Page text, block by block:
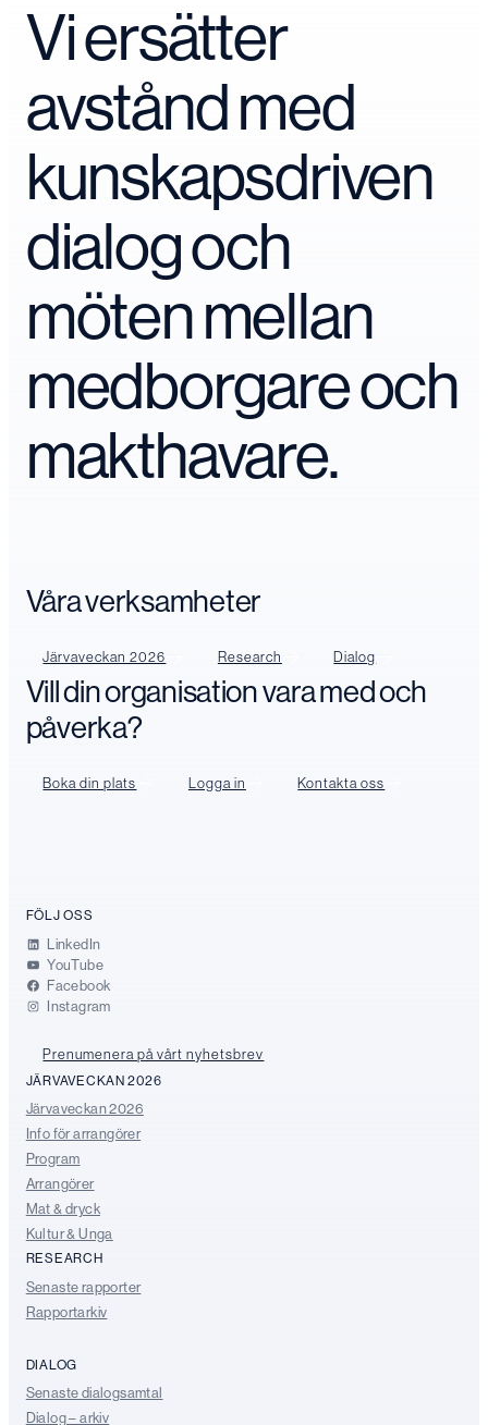
Vi ersätter
avstånd med
kunskapsdriven
dialog och
möten mellan
medborgare och
makthavare.
Våra verksamheter
Järvaveckan 2026 Research Dialog
Vill din organisation vara med och
påverka?
Boka din plats Logga in Kontakta oss
FÖLJ OSS
LinkedIn
YouTube
Facebook
Instagram
Prenumenera på vårt nyhetsbrev
JÄRVAVECKAN 2026
Järvaveckan 2026
Info för arrangörer
Program
Arrangörer
Mat & dryck
Kultur & Unga
RESEARCH
Senaste rapporter
Rapportarkiv
DIALOG
Senaste dialogsamtal
Dialog – arkiv